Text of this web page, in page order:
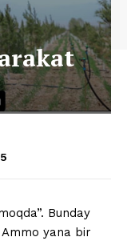
Bunday
yana bir